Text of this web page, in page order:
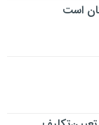
است